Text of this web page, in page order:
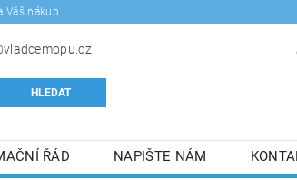
Váš nákup.
ŘÁD NAPIŠTE NÁM